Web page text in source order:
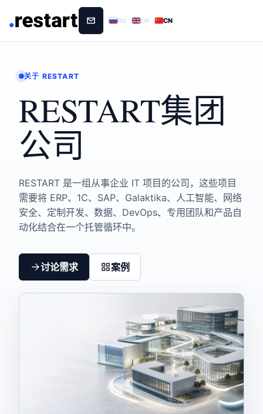
RU EN CN
关于 RESTART
RESTART集团
公司
RESTART 是一组从事企业 IT 项目的公司，这些项目
需要将 ERP、1C、SAP、Galaktika、人工智能、网络
安全、定制开发、数据、DevOps、专用团队和产品自
动化结合在一个托管循环中。
讨论需求 案例